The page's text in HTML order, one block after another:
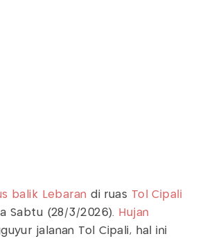
balik Lebaran di ruas Tol Cipali
Sabtu (28/3/2026).
Hujan
jalanan Tol Cipali, hal ini